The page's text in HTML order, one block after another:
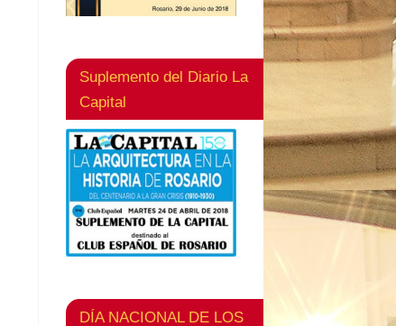
Suplemento del Diario La
Capital
DÍA NACIONAL DE LOS